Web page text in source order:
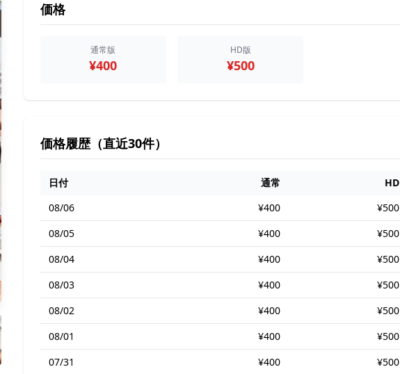
価格
通常版
¥400
HD版
¥500
価格履歴（直近30件）
日付 通常 HD
08/06
¥400 ¥500
08/05
¥400 ¥500
08/04
¥400 ¥500
08/03
¥400 ¥500
08/02
¥400 ¥500
08/01
¥400 ¥500
07/31
¥400 ¥500